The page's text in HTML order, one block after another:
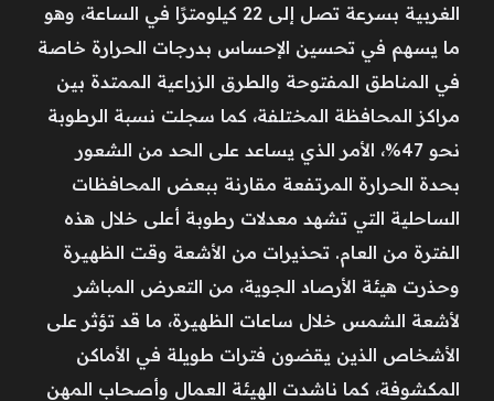
الغربية بسرعة تصل إلى 22 كيلومترًا في الساعة، وهو
ما يسهم في تحسين الإحساس بدرجات الحرارة خاصة
في المناطق المفتوحة والطرق الزراعية الممتدة بين
مراكز المحافظة المختلفة، كما سجلت نسبة الرطوبة
نحو 47%، الأمر الذي يساعد على الحد من الشعور
بحدة الحرارة المرتفعة مقارنة ببعض المحافظات
الساحلية التي تشهد معدلات رطوبة أعلى خلال هذه
الفترة من العام. تحذيرات من الأشعة وقت الظهيرة
وحذرت هيئة الأرصاد الجوية، من التعرض المباشر
لأشعة الشمس خلال ساعات الظهيرة، ما قد تؤثر على
الأشخاص الذين يقضون فترات طويلة في الأماكن
المكشوفة، كما ناشدت الهيئة العمال وأصحاب المهن